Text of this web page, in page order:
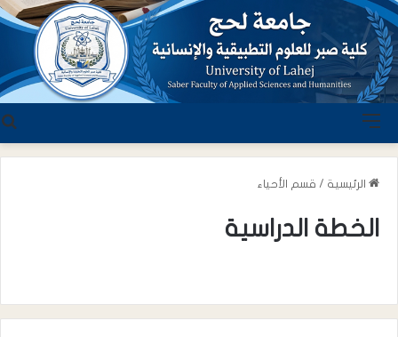
القائمة
الرئيسية / قسم الأحياء
الخطة الدراسية